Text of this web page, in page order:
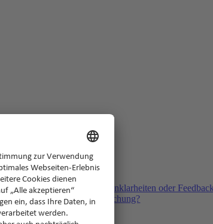
Feedback
Sie haben Fragen, Unklarheiten oder
zurückliegenden Buchung?